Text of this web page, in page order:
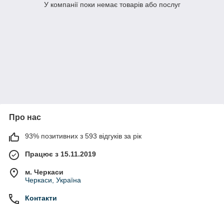
У компанії поки немає товарів або послуг
Про нас
93% позитивних з 593 відгуків за рік
Працює з 15.11.2019
м. Черкаси
Черкаси, Україна
Контакти